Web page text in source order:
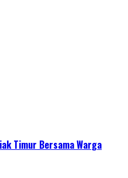
Timur Bersama Warga